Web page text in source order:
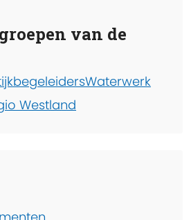
van de
Waterwerk
Westland